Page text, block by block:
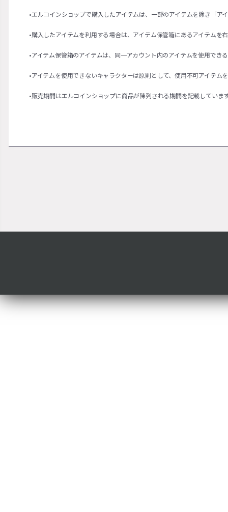
•エルコインショップで購入したアイテムは、一部のアイテムを除き「ア
•購入したアイテムを利用する場合は、アイテム保管箱にあるアイテムを
•アイテム保管箱のアイテムは、同一アカウント内のアイテムを使用でき
•アイテムを使用できないキャラクターは原則として、使用不可アイテム
•販売期間はエルコインショップに商品が陳列される期間を記載してい